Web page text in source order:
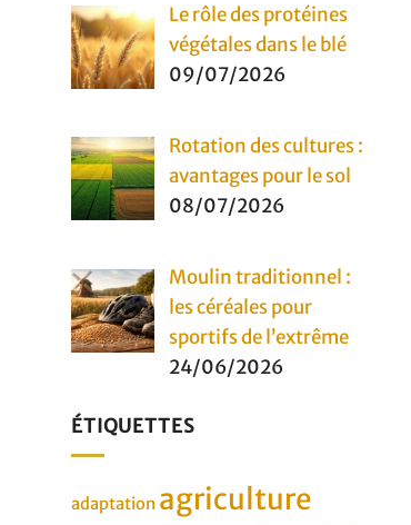
Le rôle des protéines
végétales dans le blé
09/07/2026
Rotation des cultures :
avantages pour le sol
08/07/2026
Moulin traditionnel :
les céréales pour
sportifs de l’extrême
24/06/2026
ÉTIQUETTES
adaptation agriculture